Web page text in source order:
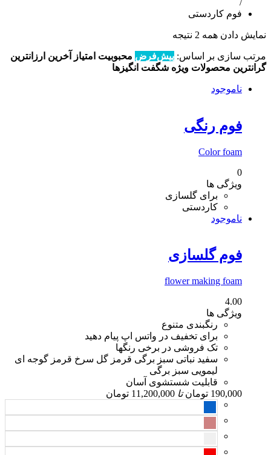
فوم کاردستی
نمایش دادن همه 2 نتیجه
مرتب سازی بر اساس: پیش‌فرض محبوبیت امتیاز آخرین ارزانترین
گرانترین محصولات ویژه شگفت انگیزها
ناموجود
فوم رنگی
Color foam
0
ویژگی ها
برای گلسازی
کاردستی
ناموجود
فوم گلسازی
flower making foam
4.00
ویژگی ها
رنگبندی متنوع
برای تخفیف در واتس اپ پیام دهید
تک فروشی در برخی رنگها
سفید نباتی سبز برگی قرمز گل سرخ قرمز گوجه ای
لیمویی سبز برگی
قابلیت شستشوی آسان
190,000 تومان تا 11,200,000 تومان